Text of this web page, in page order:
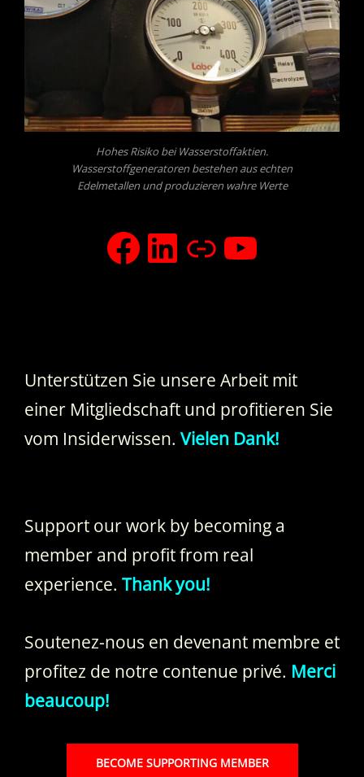
Hohes Risiko bei Wasserstoffaktien.
Wasserstoffgeneratoren bestehen aus echten
Edelmetallen und produzieren wahre Werte
facebook
LinkedIn
Xing
Unterstützen Sie unsere Arbeit mit
einer Mitgliedschaft und profitieren Sie
vom Insiderwissen. Vielen Dank!
Support our work by becoming a
member and profit from real
experience. Thank you!
Soutenez-nous en devenant membre et
profitez de notre contenue privé. Merci
beaucoup!
BECOME SUPPORTING MEMBER